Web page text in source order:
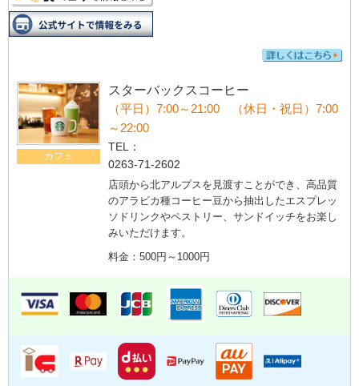
カフェ
スターバックスコーヒー
（平日）7:00～21:00 （休日・祝日）7:00
～22:00
TEL：
0263-71-2602
店頭から北アルプスを見渡すことができ、高品質
のアラビカ種コーヒー豆から抽出したエスプレッ
ソドリンクやペストリー、サンドイッチをお楽し
みいただけます。
料金：500円～1000円